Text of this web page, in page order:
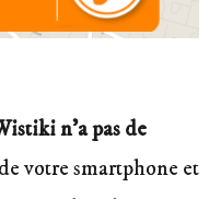
n’a pas de
votre smartphone et